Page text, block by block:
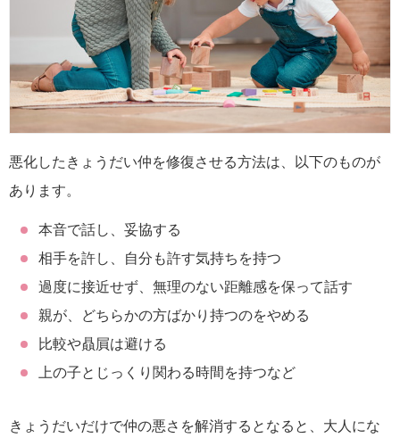
悪化したきょうだい仲を修復させる方法は、以下のものが
あります。
本音で話し、妥協する
相手を許し、自分も許す気持ちを持つ
過度に接近せず、無理のない距離感を保って話す
親が、どちらかの方ばかり持つのをやめる
比較や贔屓は避ける
上の子とじっくり関わる時間を持つなど
きょうだいだけで仲の悪さを解消するとなると、大人にな